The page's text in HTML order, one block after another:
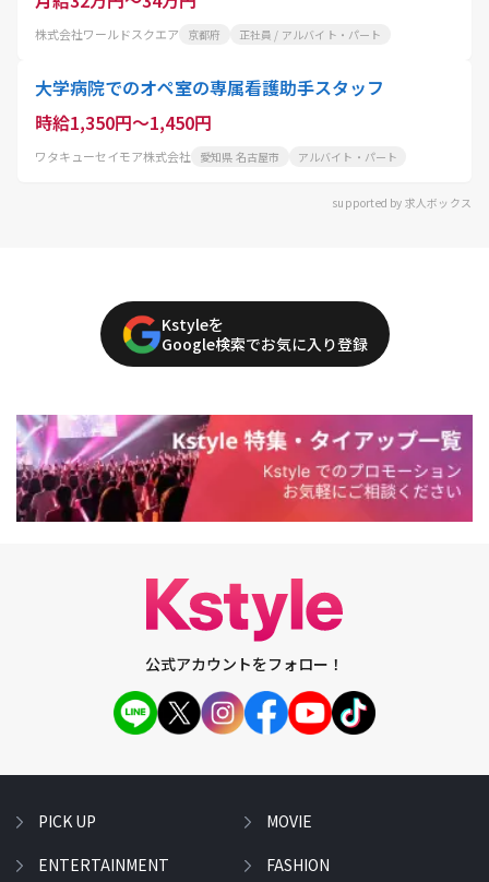
株式会社ワールドスクエア 京都府 正社員 / アルバイト・パート
大学病院でのオペ室の専属看護助手スタッフ
時給1,350円～1,450円
ワタキューセイモア株式会社 愛知県 名古屋市 アルバイト・パート
supported by 求人ボックス
Kstyleを
Google検索でお気に入り登録
公式アカウントをフォロー！
PICK UP
ENTERTAINMENT
MOVIE
FASHION